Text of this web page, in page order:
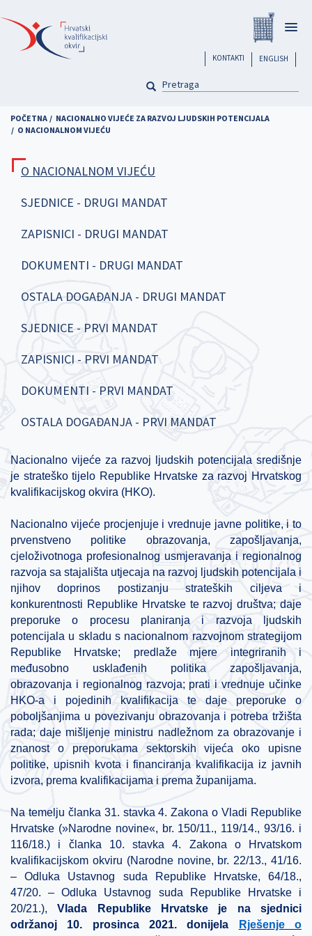
na
glavni
sadržaj
ENGLISH
header
KONTAKTI
PRETRAGA
POČETNA
NACIONALNO VIJEĆE ZA RAZVOJ LJUDSKIH POTENCIJALA
O NACIONALNOM VIJEĆU
O NACIONALNOM VIJEĆU
SJEDNICE - DRUGI MANDAT
ZAPISNICI - DRUGI MANDAT
DOKUMENTI - DRUGI MANDAT
OSTALA DOGAĐANJA - DRUGI MANDAT
SJEDNICE - PRVI MANDAT
ZAPISNICI - PRVI MANDAT
DOKUMENTI - PRVI MANDAT
OSTALA DOGAĐANJA - PRVI MANDAT
Nacionalno vijeće za razvoj ljudskih potencijala središnje
je strateško tijelo Republike Hrvatske za razvoj Hrvatskog
kvalifikacijskog okvira (HKO).
Nacionalno vijeće procjenjuje i vrednuje javne politike, i to
prvenstveno politike obrazovanja, zapošljavanja,
cjeloživotnoga profesionalnog usmjeravanja i regionalnog
razvoja sa stajališta utjecaja na razvoj ljudskih potencijala i
njihov doprinos postizanju strateških ciljeva i
konkurentnosti Republike Hrvatske te razvoj društva; daje
preporuke o procesu planiranja i razvoja ljudskih
potencijala u skladu s nacionalnom razvojnom strategijom
Republike Hrvatske; predlaže mjere integriranih i
međusobno usklađenih politika zapošljavanja,
obrazovanja i regionalnog razvoja; prati i vrednuje učinke
HKO-a i pojedinih kvalifikacija te daje preporuke o
poboljšanjima u povezivanju obrazovanja i potreba tržišta
rada; daje mišljenje ministru nadležnom za obrazovanje i
znanost o preporukama sektorskih vijeća oko upisne
politike, upisnih kvota i financiranja kvalifikacija iz javnih
izvora, prema kvalifikacijama i prema županijama.
Na temelju članka 31. stavka 4. Zakona o Vladi Republike
Hrvatske (»Narodne novine«, br. 150/11., 119/14., 93/16. i
116/18.) i članka 10. stavka 4. Zakona o Hrvatskom
kvalifikacijskom okviru (Narodne novine, br. 22/13., 41/16.
– Odluka Ustavnog suda Republike Hrvatske, 64/18.,
47/20. – Odluka Ustavnog suda Republike Hrvatske i
20/21.),Vlada Republike Hrvatske je na sjednici
održanoj 10. prosinca 2021. donijela
Rješenje o